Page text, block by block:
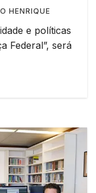
HENRIQUE
e políticas
Federal”, será